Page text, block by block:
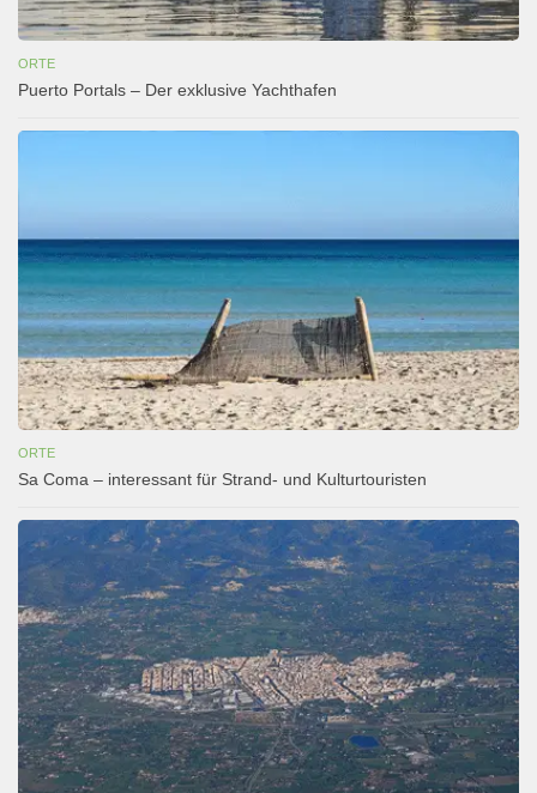
ORTE
Puerto Portals – Der exklusive Yachthafen
ORTE
Sa Coma – interessant für Strand- und Kulturtouristen